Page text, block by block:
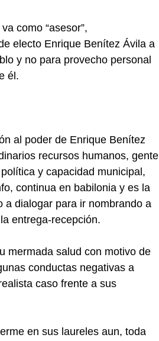
como “asesor”,
electo Enrique Benítez Ávila a
y no para provecho personal
él.
al poder de Enrique Benítez
recursos humanos, gente
y capacidad municipal,
continua en babilonia y es la
a dialogar para ir nombrando a
entrega-recepción.
mermada salud con motivo de
conductas negativas a
caso frente a sus
en sus laureles aun, toda